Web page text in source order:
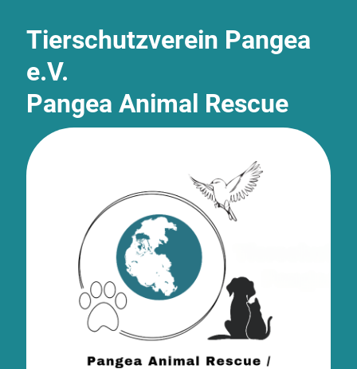
Tierschutzverein Pangea
e.V.
Pangea Animal Rescue